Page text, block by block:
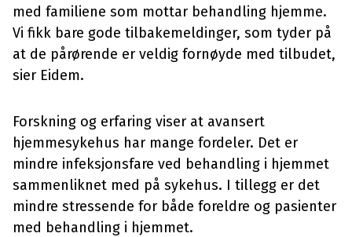
med familiene som mottar behandling hjemme.
Vi fikk bare gode tilbakemeldinger, som tyder på
at de pårørende er veldig fornøyde med tilbudet,
sier Eidem.
Forskning og erfaring viser at avansert
hjemmesykehus har mange fordeler. Det er
mindre infeksjonsfare ved behandling i hjemmet
sammenliknet med på sykehus. I tillegg er det
mindre stressende for både foreldre og pasienter
med behandling i hjemmet.